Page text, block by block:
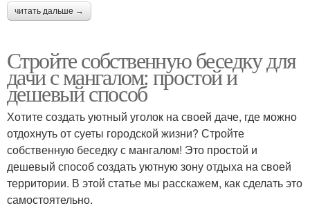
читать дальше →
Стройте собственную беседку для
дачи с мангалом: простой и
дешевый способ
Хотите создать уютный уголок на своей даче, где можно
отдохнуть от суеты городской жизни? Стройте
собственную беседку с мангалом! Это простой и
дешевый способ создать уютную зону отдыха на своей
территории. В этой статье мы расскажем, как сделать это
самостоятельно.